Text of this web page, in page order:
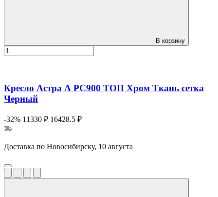
В корзину
Кресло Астра А РС900 ТОП Хром Ткань сетка
Черный
-32% 11330 ₽ 16428.5 ₽
Доставка по Новосибирску, 10 августа